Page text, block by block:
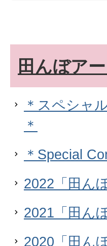
田んぼア
＊スペシャ
＊
＊Special
2022「田ん
2021「田ん
2020「田ん